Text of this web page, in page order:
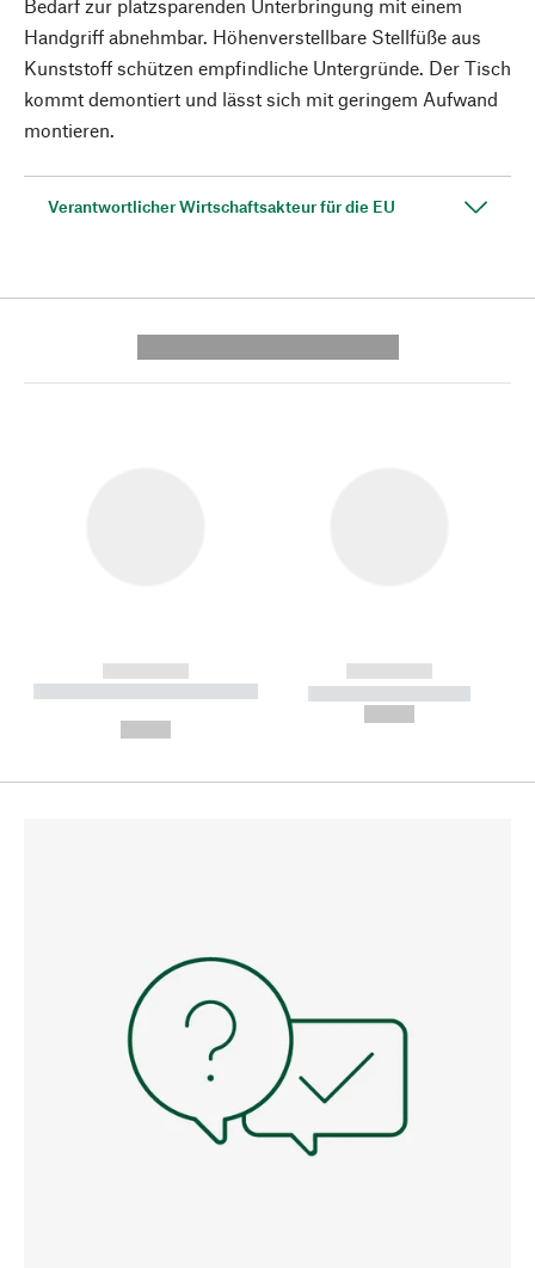
Bedarf zur platzsparenden Unterbringung mit einem
Handgriff abnehmbar. Höhenverstellbare Stellfüße aus
Kunststoff schützen empfindliche Untergründe. Der Tisch
kommt demontiert und lässt sich mit geringem Aufwand
montieren.
Verantwortlicher Wirtschaftsakteur für die EU
------------
----------- ----------- --------
------------
----------- -----------